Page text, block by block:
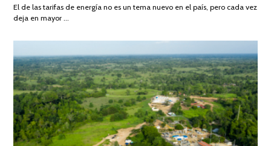
DE
El de las tarifas de energía no es un tema nuevo en el país, pero cada vez
deja en mayor …